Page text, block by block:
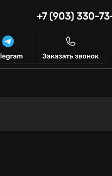
+7 (903) 330-